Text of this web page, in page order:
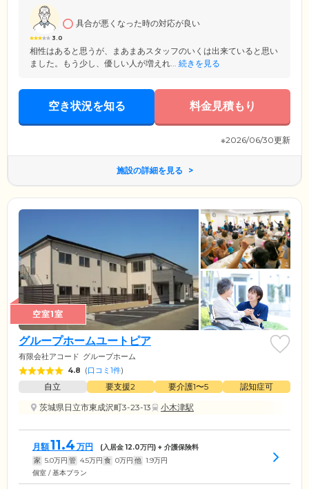
3.0
具合が悪くなった時の対応が良い
相性はあると思うが、まあまあスタッフのいくは出来ていると思い
ました。もう少し、優しい人が増えれ... 続きを見る
空き状況を知る 料金見積もり
※2026/06/30更新
施設の詳細を見る
空室1室
グループホームユートピア
有限会社アコード グループホーム
4.8 (口コミ1件)
自立 要支援2 要介護1〜5
認知症可
茨城県日立市東成沢町3-23-13
小木津駅
月額11.4 万円 (入居金12.0万円) + 介護保険料
家 5.0万円 管 4.5万円 食 0万円 他 1.9万円
個室 / 基本プラン